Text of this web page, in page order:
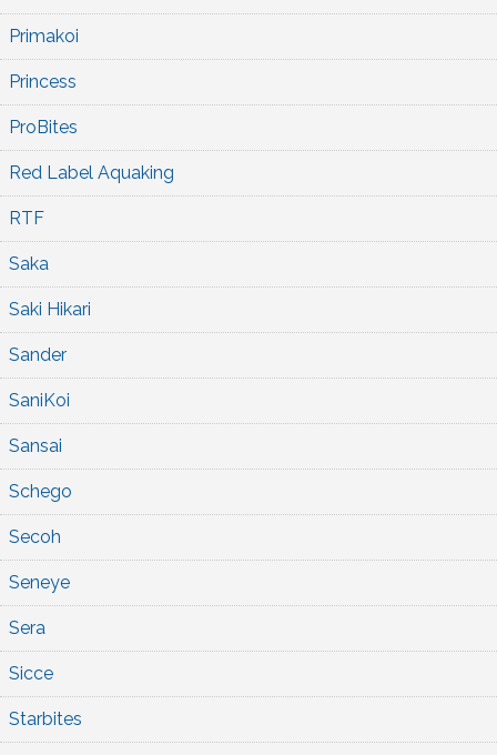
Primakoi
Princess
ProBites
Red Label Aquaking
RTF
Saka
Saki Hikari
Sander
SaniKoi
Sansai
Schego
Secoh
Seneye
Sera
Sicce
Starbites